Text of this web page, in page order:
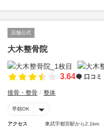
店舗公式
大木整骨院
3.64 口コミ
接骨・整骨 整体
早朝OK
アクセス
東武宇都宮駅から2.1km